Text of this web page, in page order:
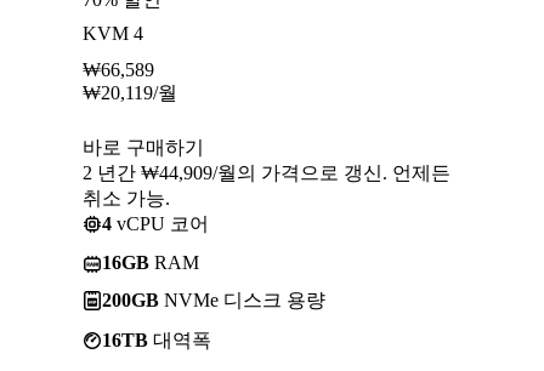
KVM 4
₩66,589
₩20,119/월
바로 구매하기
2 년간 ₩44,909/월의 가격으로 갱신. 언제든
취소 가능.
4 vCPU 코어
16GB RAM
200GB NVMe 디스크 용량
16TB 대역폭